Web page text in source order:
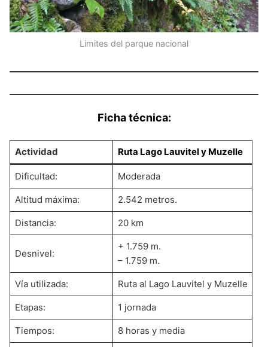
Limites del parque nacional
Ficha técnica:
Actividad Ruta Lago Lauvitel y Muzelle
Dificultad: Moderada
Altitud máxima: 2.542 metros.
Distancia: 20 km
Desnivel:
+ 1.759 m.
– 1.759 m.
Vía utilizada: Ruta al Lago Lauvitel y Muzelle
Etapas: 1 jornada
Tiempos: 8 horas y media